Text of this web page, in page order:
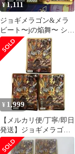
¥1,111
ジョギメラゴン&メラ
ビート〜jの焔舞〜 シー
クレット
¥ 1,999
【メルカリ便/丁寧/即日
発送】ジョギメラゴン
&メラビート Jの焔舞
金シク 3枚